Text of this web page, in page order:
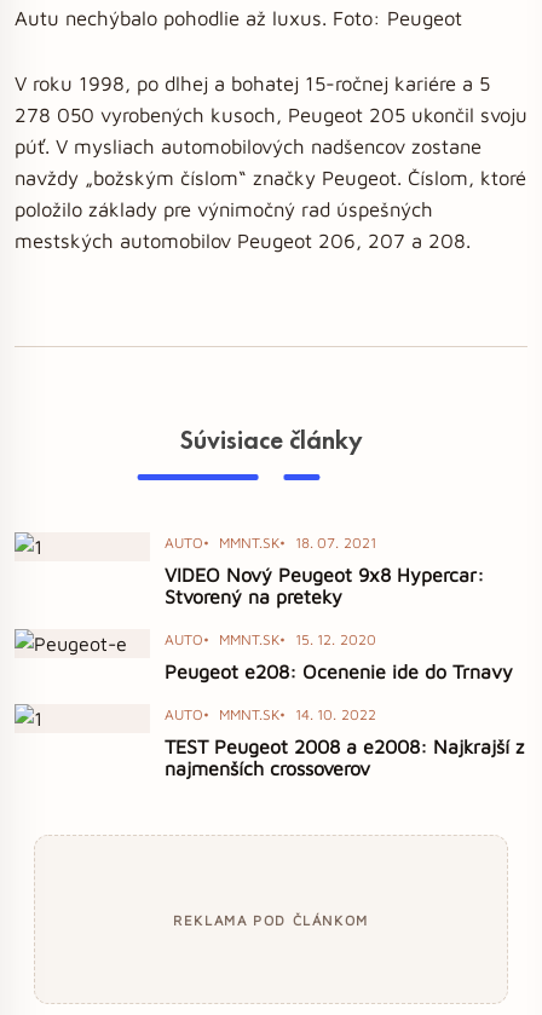
Autu nechýbalo pohodlie až luxus. Foto: Peugeot
V roku 1998, po dlhej a bohatej 15-ročnej kariére a 5
278 050 vyrobených kusoch, Peugeot 205 ukončil svoju
púť. V mysliach automobilových nadšencov zostane
navždy „božským číslom“ značky Peugeot. Číslom, ktoré
položilo základy pre výnimočný rad úspešných
mestských automobilov Peugeot 206, 207 a 208.
Súvisiace články
AUTO MMNT.SK 18. 07. 2021
VIDEO Nový Peugeot 9x8 Hypercar:
Stvorený na preteky
AUTO MMNT.SK 15. 12. 2020
Peugeot e208: Ocenenie ide do Trnavy
AUTO MMNT.SK 14. 10. 2022
TEST Peugeot 2008 a e2008: Najkrajší z
najmenších crossoverov
REKLAMA POD ČLÁNKOM